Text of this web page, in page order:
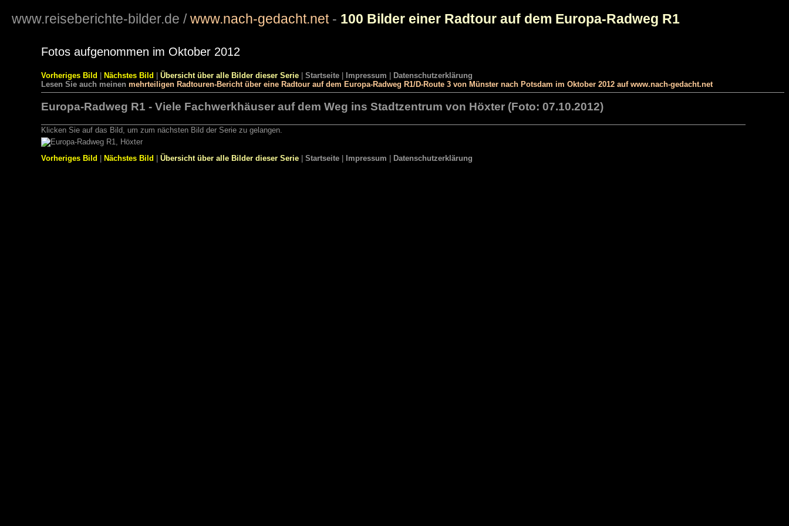
www.reiseberichte-bilder.de /www.nach-gedacht.net- 100 Bilder einer Radtour auf dem Europa-Radweg R1
Fotos aufgenommen im Oktober 2012
Vorheriges Bild | Nächstes Bild | Übersicht über alle Bilder dieser Serie | Startseite | Impressum | Datenschutzerklärung
Lesen Sie auch meinen mehrteiligen Radtouren-Bericht über eine Radtour auf dem Europa-Radweg R1/D-Route 3 von Münster nach Potsdam im Oktober 2012 auf www.nach-gedacht.net
Europa-Radweg R1 - Viele Fachwerkhäuser auf dem Weg ins Stadtzentrum von Höxter (Foto: 07.10.2012)
Klicken Sie auf das Bild, um zum nächsten Bild der Serie zu gelangen.
Vorheriges Bild Nächstes Bild Übersicht über alle Bilder dieser Serie Startseite Impressum Datenschutzerklärung